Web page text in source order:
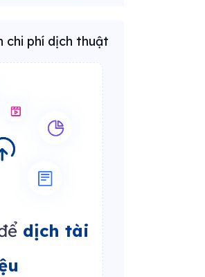
chi phí dịch thuật
dịch tài